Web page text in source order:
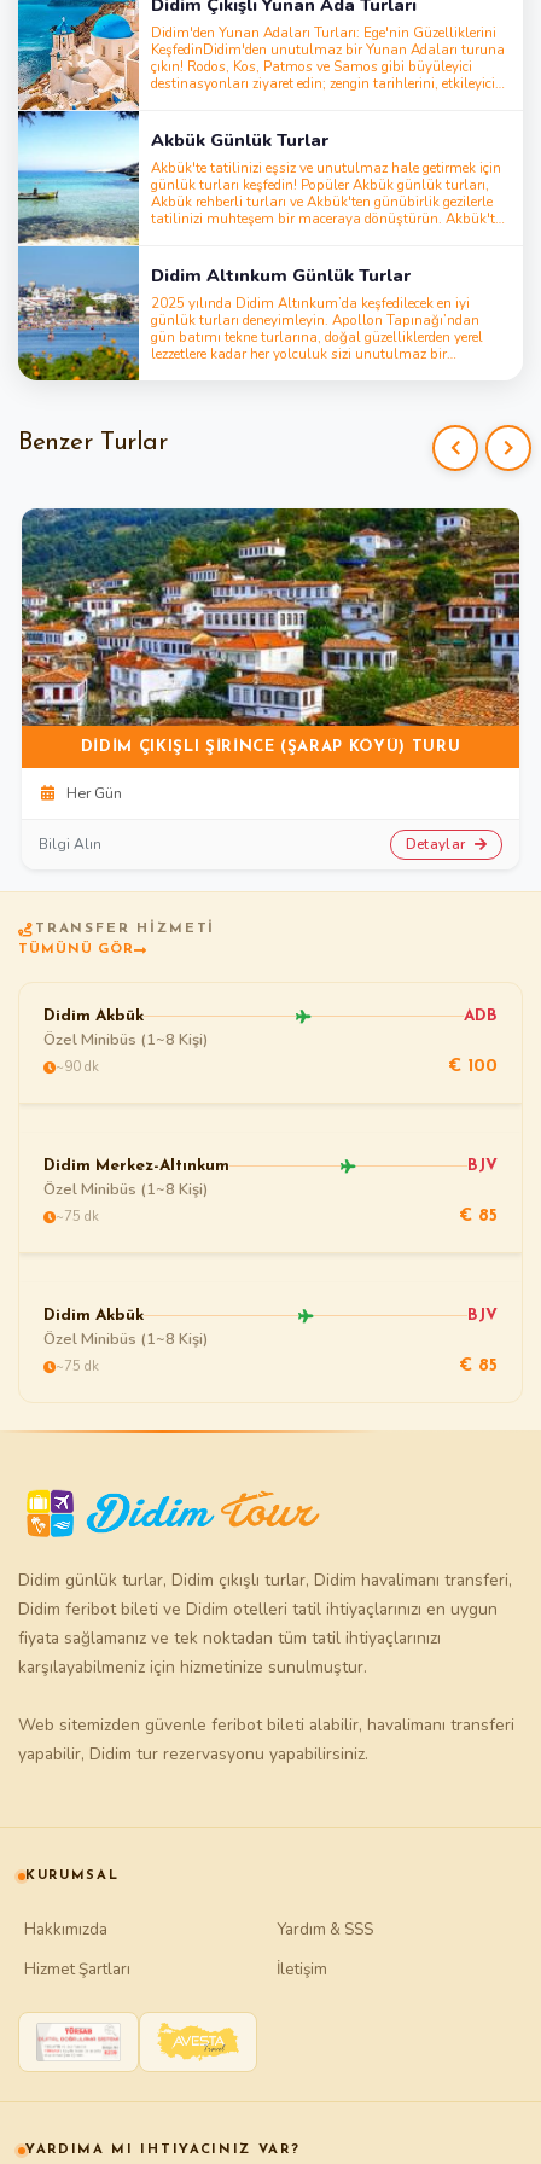
güzelliklerine daha derin bir bağ kurmanızı
sağlar.Deneyiminizi Pamukkale travertenleri, ikonik
Efes antik kenti veya rahatlatıcı Dalyan çamur
banyoları gezileriyle zenginleştirin. İster tarih tutkunu
olun ister kültür arayışında, Didim’deki rehberli turlar
Didim'den Yunan Adaları Turları: Ege'nin Güzelliklerini
KeşfedinDidim'den unutulmaz bir Yunan Adaları turuna
çıkın! Rodos, Kos, Patmos ve Samos gibi büyüleyici
destinasyonları ziyaret edin; zengin tarihlerini, etkileyici
bu turlar herkes için bir şeyler sunuyor.Yolculuğunuzu
kolayca planlamak için Didim Kos feribot bileti, Kos
feribot bileti fiyatları ve sefer saatlerini inceleyebilirsiniz.
Didim’den Kos Adası’na feribotla seyahat ederek Ege’nin
cazibesini keşfetme fırsatını kaçırmayın. Bu özel turlarla
tatilinizi unutulmaz hale getirin
Akbük Günlük Turlar
Akbük'te tatilinizi eşsiz ve unutulmaz hale getirmek için
günlük turları keşfedin! Popüler Akbük günlük turları,
Akbük rehberli turları ve Akbük'ten günübirlik gezilerle
tatilinizi muhteşem bir maceraya dönüştürün. Akbük'te
turu, Akbük Efes turu, Akbük Dalyan turu, Akbük su
parkı, Akbük at binme turu, Akbük ATV turları, Akbük
Türk hamamı, Akbük Kos Adası turu, Akbük yamaç
paraşütü, Akbük quad safari ve Akbük su sporları gibi
heyecan verici ve dinlendirici aktiviteler yer alıyor. Akbük
turları ve aktiviteleri ile harika bir tatil
Didim Altınkum Günlük Turlar
2025 yılında Didim Altınkum’da keşfedilecek en iyi
günlük turları deneyimleyin. Apollon Tapınağı’ndan
gün batımı tekne turlarına, doğal güzelliklerden yerel
lezzetlere kadar her yolculuk sizi unutulmaz bir
Benzer Turlar
DIDIM ÇIKIŞLI ŞIRINCE (ŞARAP KÖYÜ) TURU
Her Gün
Bilgi Alın Detaylar
TRANSFER HIZMETI
TÜMÜNÜ GÖR
Didim Akbük ADB
Özel Minibüs (1~8 Kişi)
~90 dk € 100
Didim Merkez-Altınkum BJV
Özel Minibüs (1~8 Kişi)
~75 dk € 85
Didim Akbük BJV
Özel Minibüs (1~8 Kişi)
~75 dk € 85
Didim günlük turlar, Didim çıkışlı turlar, Didim havalimanı transferi,
Didim feribot bileti ve Didim otelleri tatil ihtiyaçlarınızı en uygun
fiyata sağlamanız ve tek noktadan tüm tatil ihtiyaçlarınızı
karşılayabilmeniz için hizmetinize sunulmuştur.
Web sitemizden güvenle feribot bileti alabilir, havalimanı transferi
yapabilir, Didim tur rezervasyonu yapabilirsiniz.
KURUMSAL
Hakkımızda
Yardım & SSS
Hizmet Şartları
İletişim
YARDIMA MI IHTIYACINIZ VAR?